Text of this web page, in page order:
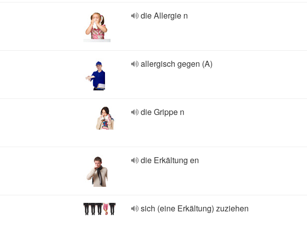
die Allergie n
allergisch gegen (A)
die Grippe n
die Erkältung en
sich (eine Erkältung) zuziehen